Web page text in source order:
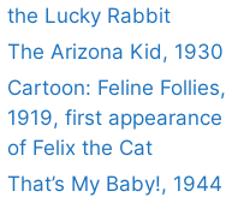
the Lucky Rabbit
The Arizona Kid, 1930
Cartoon: Feline Follies,
1919, first appearance
of Felix the Cat
That’s My Baby!, 1944